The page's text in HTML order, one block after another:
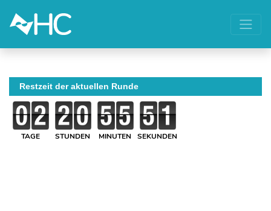
Restzeit der aktuellen Runde
TAGE STUNDEN MINUTEN SEKUNDEN